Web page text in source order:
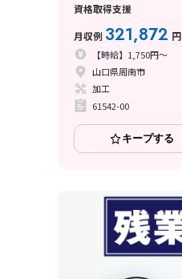
資格取得支援
月収例 321,872 円
【時給】1,750円～
山口県周南市
加工
61542-00
キープする